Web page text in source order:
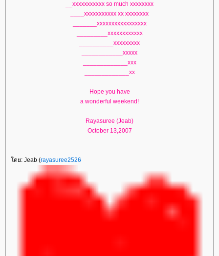
__xxxxxxxxxxx so much xxxxxxxx
____xxxxxxxxxxx xx xxxxxxxx
_______xxxxxxxxxxxxxxxxx
_________xxxxxxxxxxxx
__________xxxxxxxxx
____________xxxxx
_____________xxx
_____________xx
Hope you have
a wonderful weekend!
Rayasuree (Jeab)
October 13,2007
ดย: Jeab (rayasuree2526